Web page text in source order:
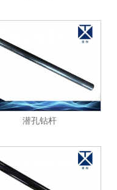
潜孔钻杆